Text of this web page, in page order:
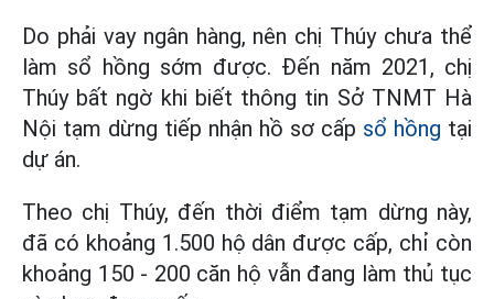
Do phải vay ngân hàng, nên chị Thúy chưa thể
làm sổ hồng sớm được. Đến năm 2021, chị
Thúy bất ngờ khi biết thông tin Sở TNMT Hà
Nội tạm dừng tiếp nhận hồ sơ cấp sổ hồng tại
dự án.
Theo chị Thúy, đến thời điểm tạm dừng này,
đã có khoảng 1.500 hộ dân được cấp, chỉ còn
khoảng 150 - 200 căn hộ vẫn đang làm thủ tục